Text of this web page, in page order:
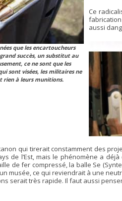
que les encartoucheurs
succès, un substitut au
ce ne sont que les
sont visées, les militaires ne
rien à leurs munitions.
Ce
aussi
qui tirerait constamment des
de l’Est, mais le phénomène a
de fer compressé, la balle Se
musée, ce qui reviendrait à une
serait très rapide. Il faut aussi